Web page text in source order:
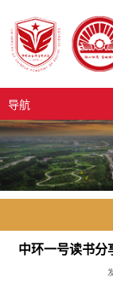
导航
中环一号读书分